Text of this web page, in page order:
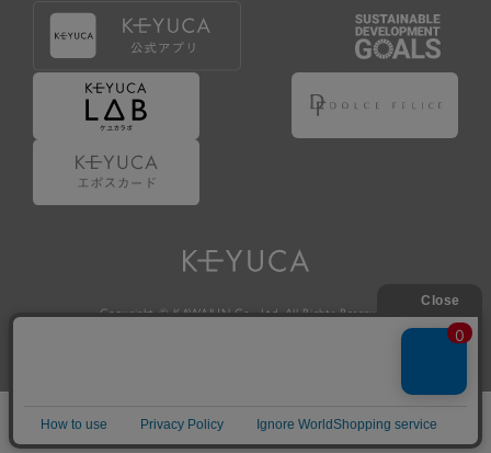
Copyright © KAWAJUN Co., Ltd. All Rights Reserved.